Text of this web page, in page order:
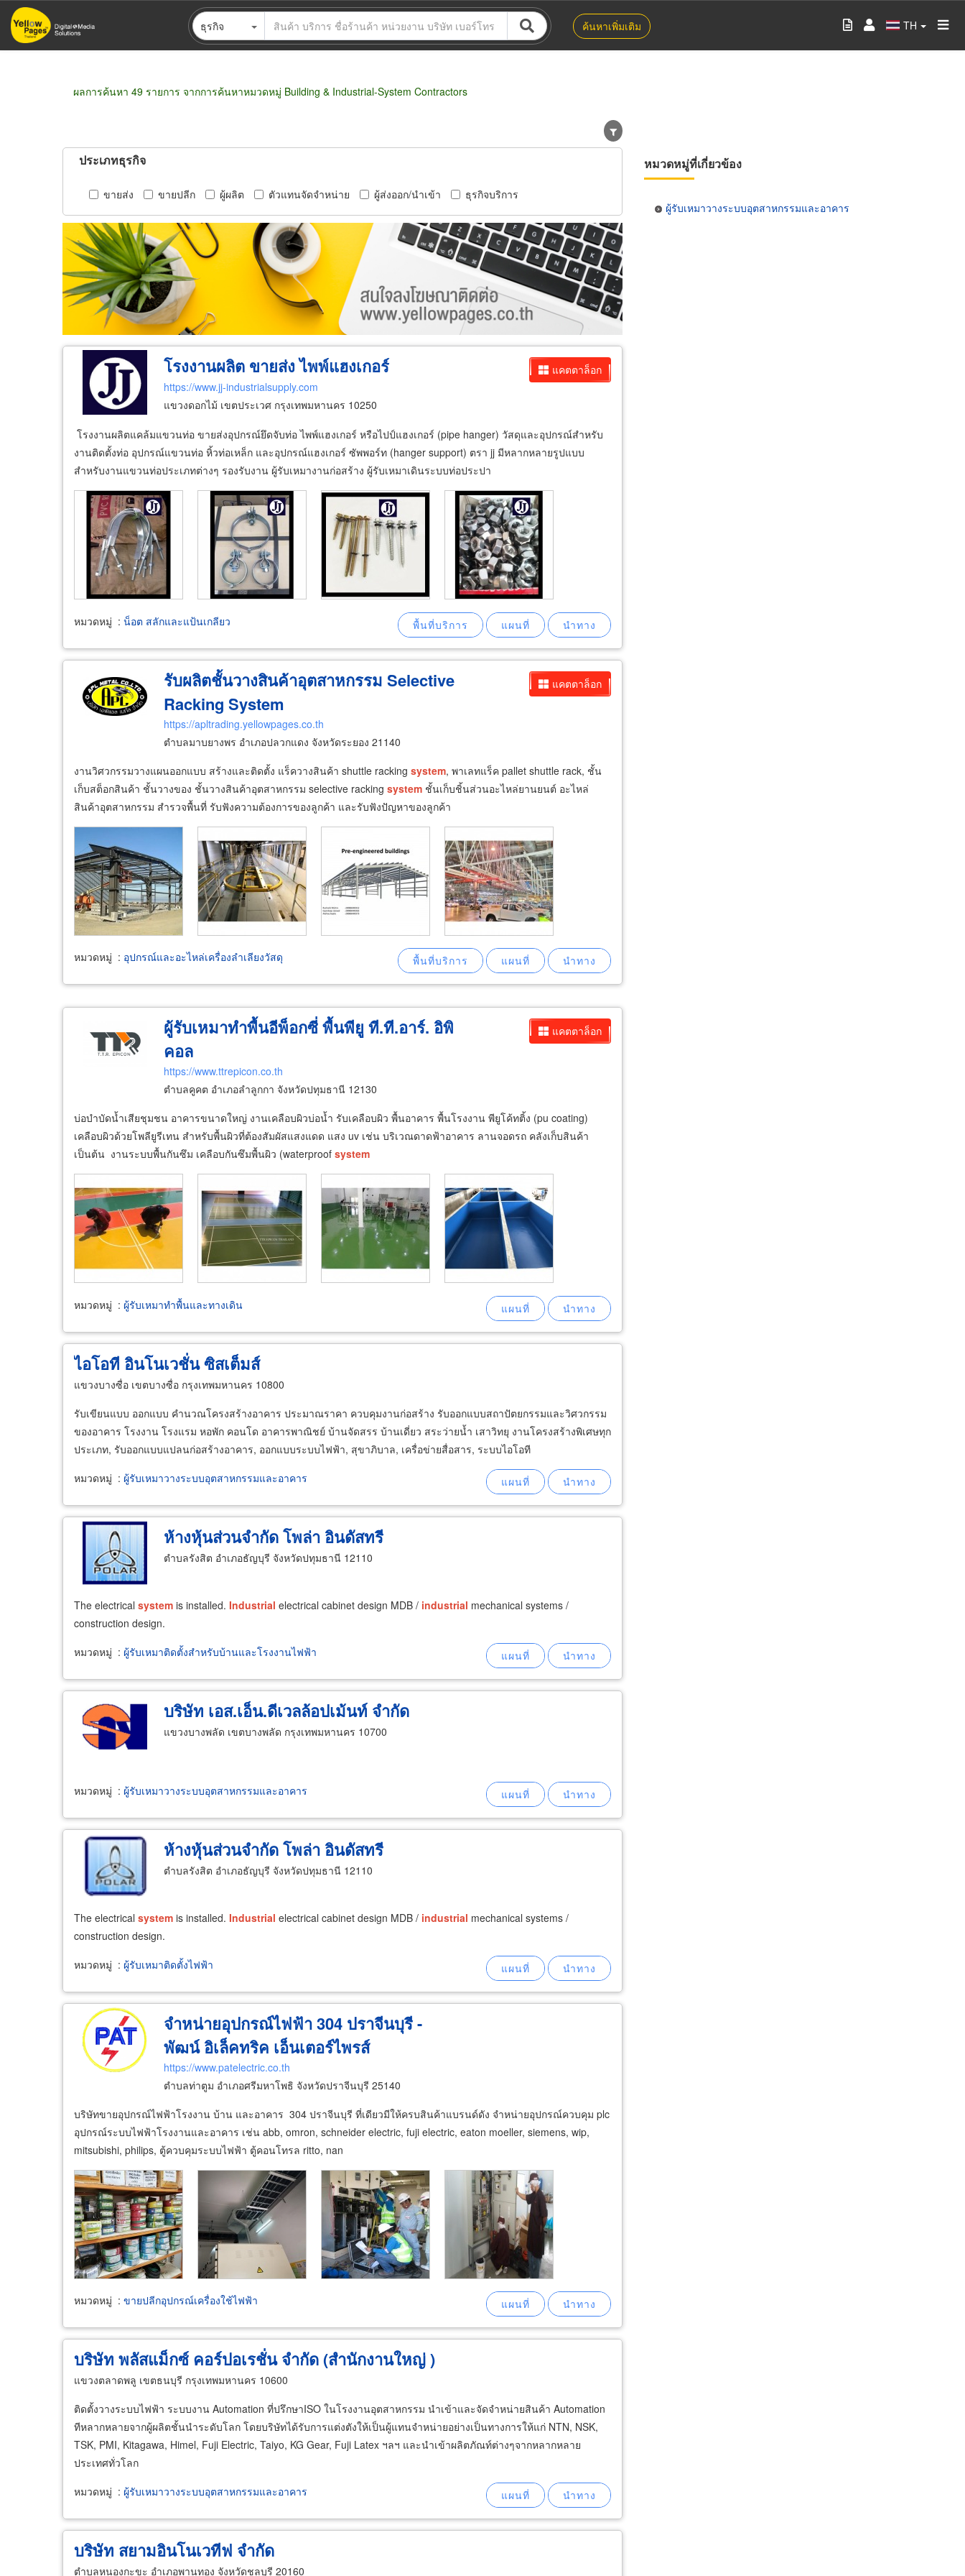
ข้าม
ไป
ธุรกิจ ค้นหาเพิ่มเติม TH
ผลการค้นหา 49 รายการ จากการค้นหาหมวดหมู่ Building & Industrial-System Contractors
ประเภทธุรกิจ
ขายส่ง ขายปลีก ผู้ผลิต ตัวแทนจัดจำหน่าย ผู้ส่งออก/นำเข้า ธุรกิจบริการ
แคตตาล็อก
โรงงานผลิต ขายส่ง ไพพ์แฮงเกอร์
https://www.jj-industrialsupply.com
แขวงดอกไม้ เขตประเวศ กรุงเทพมหานคร 10250
​โรงงานผลิตแคล้มแขวนท่อ ขายส่งอุปกรณ์ยึดจับท่อ ไพพ์แฮงเกอร์ หรือไปป์แฮงเกอร์ (pipe hanger) วัสดุและอุปกรณ์สำหรับ
งานติดตั้งท่อ อุปกรณ์แขวนท่อ หิ้วท่อเหล็ก และอุปกรณ์แฮงเกอร์ ซัพพอร์ท (hanger support) ตรา jj มีหลากหลายรูปแบบ
สำหรับงานแขวนท่อประเภทต่างๆ รองรับงาน ผู้รับเหมางานก่อสร้าง ผู้รับเหมาเดินระบบท่อประปา
หมวดหมู่ : น็อต สลักและแป้นเกลียว
แคตตาล็อก
รับผลิตชั้นวางสินค้าอุตสาหกรรม Selective
Racking System
https://apltrading.yellowpages.co.th
ตำบลมาบยางพร อำเภอปลวกแดง จังหวัดระยอง 21140
งานวิศวกรรมวางแผนออกแบบ สร้างและติดตั้ง แร็ควางสินค้า shuttle racking system, พาเลทแร็ค pallet shuttle rack, ชั้น
เก็บสต็อกสินค้า ชั้นวางของ ชั้นวางสินค้าอุตสาหกรรม selective racking system ชั้นเก็บชิ้นส่วนอะไหล่ยานยนต์ อะไหล่
สินค้าอุตสาหกรรม สำรวจพื้นที่ รับฟังความต้องการของลูกค้า และรับฟังปัญหาของลูกค้า
หมวดหมู่ : อุปกรณ์และอะไหล่เครื่องลำเลียงวัสดุ
แคตตาล็อก
ผู้รับเหมาทำพื้นอีพ็อกซี่ พื้นพียู ที.ที.อาร์. อิพิ
คอล
https://www.ttrepicon.co.th
ตำบลคูคต อำเภอลำลูกกา จังหวัดปทุมธานี 12130
บ่อบำบัดน้ำเสียชุมชน อาคารขนาดใหญ่ งานเคลือบผิวบ่อน้ำ รับเคลือบผิว พื้นอาคาร พื้นโรงงาน พียูโค้ทติ้ง (pu coating)
เคลือบผิวด้วยโพลียูรีเทน สำหรับพื้นผิวที่ต้องสัมผัสแสงแดด แสง uv เช่น บริเวณดาดฟ้าอาคาร ลานจอดรถ คลังเก็บสินค้า
เป็นต้น งานระบบพื้นกันซึม เคลือบกันซึมพื้นผิว (waterproof system
หมวดหมู่ : ผู้รับเหมาทำพื้นและทางเดิน
ไอโอที อินโนเวชั่น ซิสเต็มส์
แขวงบางซื่อ เขตบางซื่อ กรุงเทพมหานคร 10800
รับเขียนแบบ ออกแบบ คำนวณโครงสร้างอาคาร ประมาณราคา ควบคุมงานก่อสร้าง รับออกแบบสถาปัตยกรรมและวิศวกรรม
ของอาคาร โรงงาน โรงแรม หอพัก คอนโด อาคารพาณิชย์ บ้านจัดสรร บ้านเดี่ยว สระว่ายน้ำ เสาวิทยุ งานโครงสร้างพิเศษทุก
ประเภท, รับออกแบบแปลนก่อสร้างอาคาร, ออกแบบระบบไฟฟ้า, สุขาภิบาล, เครื่อข่ายสื่อสาร, ระบบไอโอที
หมวดหมู่ : ผู้รับเหมาวางระบบอุตสาหกรรมและอาคาร
ห้างหุ้นส่วนจำกัด โพล่า อินดัสทรี
ตำบลรังสิต อำเภอธัญบุรี จังหวัดปทุมธานี 12110
The electrical system is installed. Industrial electrical cabinet design MDB / industrial mechanical systems /
construction design.
หมวดหมู่ : ผู้รับเหมาติดตั้งสำหรับบ้านและโรงงานไฟฟ้า
บริษัท เอส.เอ็น.ดีเวลล้อปเม้นท์ จำกัด
แขวงบางพลัด เขตบางพลัด กรุงเทพมหานคร 10700
หมวดหมู่ : ผู้รับเหมาวางระบบอุตสาหกรรมและอาคาร
ห้างหุ้นส่วนจำกัด โพล่า อินดัสทรี
ตำบลรังสิต อำเภอธัญบุรี จังหวัดปทุมธานี 12110
The electrical system is installed. Industrial electrical cabinet design MDB / industrial mechanical systems /
construction design.
หมวดหมู่ : ผู้รับเหมาติดตั้งไฟฟ้า
จำหน่ายอุปกรณ์ไฟฟ้า 304 ปราจีนบุรี -
พัฒน์ อิเล็คทริค เอ็นเตอร์ไพรส์
https://www.patelectric.co.th
ตำบลท่าตูม อำเภอศรีมหาโพธิ จังหวัดปราจีนบุรี 25140
บริษัทขายอุปกรณ์ไฟฟ้าโรงงาน บ้าน และอาคาร 304 ปราจีนบุรี ที่เดียวมีให้ครบสินค้าแบรนด์ดัง จำหน่ายอุปกรณ์ควบคุม plc
อุปกรณ์ระบบไฟฟ้าโรงงานและอาคาร เช่น abb, omron, schneider electric, fuji electric, eaton moeller, siemens, wip,
mitsubishi, philips, ตู้ควบคุมระบบไฟฟ้า ตู้คอนโทรล ritto, nan
หมวดหมู่ : ขายปลีกอุปกรณ์เครื่องใช้ไฟฟ้า
บริษัท พลัสแม็กซ์ คอร์ปอเรชั่น จำกัด (สำนักงานใหญ่ )
แขวงตลาดพลู เขตธนบุรี กรุงเทพมหานคร 10600
ติดตั้งวางระบบไฟฟ้า ระบบงาน Automation ที่ปรึกษาISO ในโรงงานอุตสาหกรรม นําเข้าและจัดจําหน่ายสินค้า Automation
ทีหลากหลายจากผู้ผลิตชั้นนําระดับโลก โดยบริษัทได้รับการแต่งตังให้เป็นผู้แทนจําหน่ายอย่างเป็นทางการให้แก่ NTN, NSK,
TSK, PMI, Kitagawa, Himel, Fuji Electric, Taiyo, KG Gear, Fuji Latex ฯลฯ และนำเข้าผลิตภัณท์ต่างๆจากหลากหลาย
ประเทศทั่วโลก
หมวดหมู่ : ผู้รับเหมาวางระบบอุตสาหกรรมและอาคาร
บริษัท สยามอินโนเวทีฟ จำกัด
ตำบลหนองกะขะ อำเภอพานทอง จังหวัดชลบุรี 20160
หมวดหมู่ที่เกี่ยวข้อง
ผู้รับเหมาวางระบบอุตสาหกรรมและอาคาร